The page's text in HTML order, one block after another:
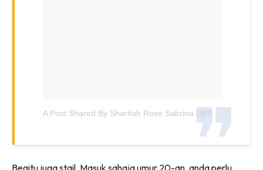
Begitu juga stail. Masuk sahaja umur 20-an, anda perlu